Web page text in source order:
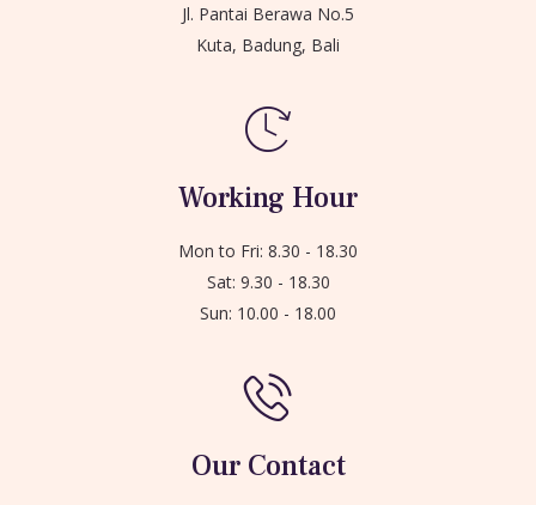
Jl. Pantai Berawa No.5
Kuta, Badung, Bali
Working Hour
Mon to Fri: 8.30 - 18.30
Sat: 9.30 - 18.30
Sun: 10.00 - 18.00
Our Contact